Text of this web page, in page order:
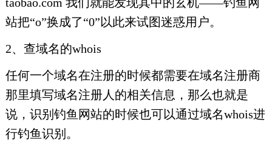
站把“o”换成了“0”以此来试图迷惑用户。
2、查域名的whois
任何一个域名在注册的时候都需要在域名注册商
那里填写域名注册人的相关信息，那么也就是
说，识别钓鱼网站的时候也可以通过域名whois进
行钓鱼识别。